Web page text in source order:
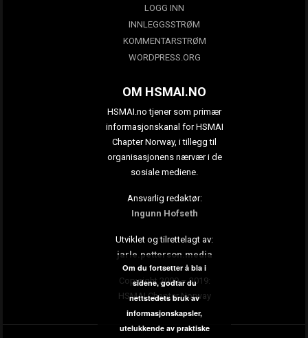
LOGG INN
INNLEGGSSTRØM
KOMMENTARSTRØM
WORDPRESS.ORG
OM HSMAI.NO
HSMAI.no tjener som primær
informasjonskanal for HSMAI
Chapter Norway, i tillegg til
organisasjonens nærvær i de
sosiale mediene.
Ansvarlig redaktør:
Ingunn Hofseth
Utviklet og tilrettelagt av:
jarle.petterson.media
Copyright 2009 – 2019:
HSMAI Chapter Norway
Om du fortsetter å bla i
sidene, godtar du
nettstedets bruk av
informasjonskapsler,
utelukkende av praktiske